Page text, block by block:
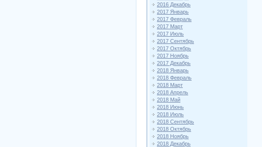
2016 Декабрь
2017 Январь
2017 Февраль
2017 Март
2017 Июль
2017 Сентябрь
2017 Октябрь
2017 Ноябрь
2017 Декабрь
2018 Январь
2018 Февраль
2018 Март
2018 Апрель
2018 Май
2018 Июнь
2018 Июль
2018 Сентябрь
2018 Октябрь
2018 Ноябрь
2018 Декабрь